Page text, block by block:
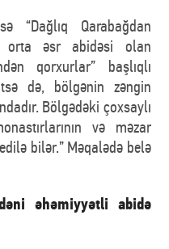
“Dağlıq Qarabağdan
orta əsr abidəsi olan
qorxurlar” başlıqlı
də, bölgənin zəngin
Bölgədəki çoxsaylı
və məzar
bilər.” Məqalədə belə
əhəmiyyətli abidə